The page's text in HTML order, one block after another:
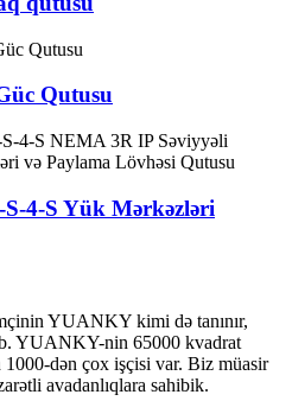
Qutusu
4-S Yük Mərkəzləri
YUANKY kimi də tanınır,
YUANKY-nin 65000 kvadrat
1000-dən çox işçisi var. Biz müasir
avadanlıqlara sahibik.